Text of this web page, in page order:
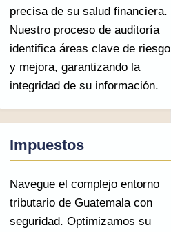
precisa de su salud financiera.
Nuestro proceso de auditoría
identifica áreas clave de riesgo
y mejora, garantizando la
integridad de su información.
Impuestos
Navegue el complejo entorno
tributario de Guatemala con
seguridad. Optimizamos su